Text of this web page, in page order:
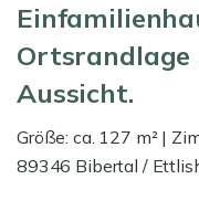
Aussicht.
Größe: ca. 127 m² |
89346 Bibertal /